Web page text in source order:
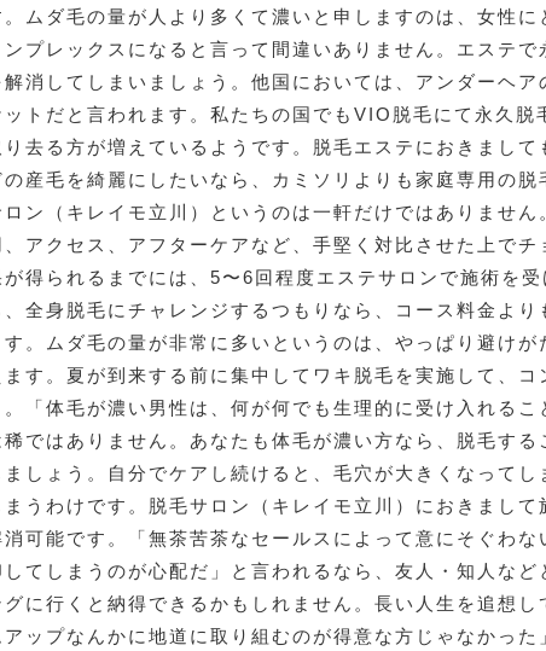
ムダ毛の量が人より多くて濃いと申しますのは、女性に
ンプレックスになると言って間違いありません。エステで
消してしまいましょう。他国においては、アンダーヘア
トだと言われます。私たちの国でもVIO脱毛にて永久脱
去る方が増えているようです。脱毛エステにおきまして
産毛を綺麗にしたいなら、カミソリよりも家庭専用の脱
ン（キレイモ立川）というのは一軒だけではありません
アクセス、アフターケアなど、手堅く対比させた上でチ
得られるまでには、5〜6回程度エステサロンで施術を
全身脱毛にチャレンジするつもりなら、コース料金より
。ムダ毛の量が非常に多いというのは、やっぱり避けが
す。夏が到来する前に集中してワキ脱毛を実施して、コ
「体毛が濃い男性は、何が何でも生理的に受け入れるこ
ではありません。あなたも体毛が濃い方なら、脱毛する
しょう。自分でケアし続けると、毛穴が大きくなってし
まうわけです。脱毛サロン（キレイモ立川）におきまして
可能です。「無茶苦茶なセールスによって意にそぐわな
てしまうのが心配だ」と言われるなら、友人・知人など
グに行くと納得できるかもしれません。長い人生を追想し
ップなんかに地道に取り組むのが得意な方じゃなかった